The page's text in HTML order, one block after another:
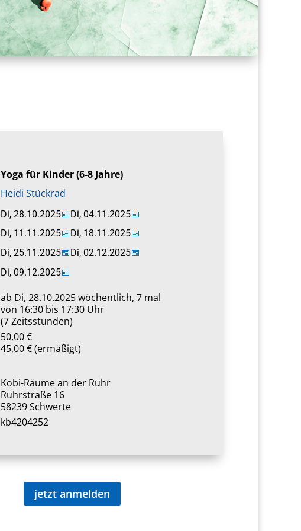
Yoga für Kinder (6-8 Jahre)
Heidi Stückrad
Di, 28.10.2025📅Di, 04.11.2025📅
Di, 11.11.2025📅 Di, 18.11.2025📅
Di, 25.11.2025📅Di, 02.12.2025📅
Di, 09.12.2025📅
ab Di, 28.10.2025wöchentlich, 7 mal
von 16:30 bis 17:30 Uhr
(7 Zeitsstunden)
50,00 €
45,00 € (ermäßigt)
Kobi-Räume an der Ruhr
Ruhrstraße 16
58239 Schwerte
kb4204252
jetzt anmelden